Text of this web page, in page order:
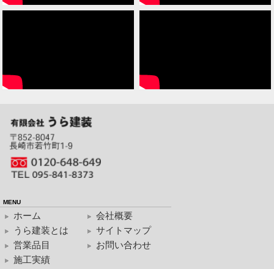
MENU
ホーム
うら建装とは
営業品目
施工実績
会社概要
サイトマップ
お問い合わせ